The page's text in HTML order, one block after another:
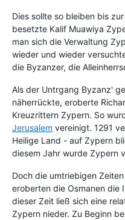
Dies sollte so bleiben bis
besetzte Kalif Muawiya
man sich die Verwaltung
wieder und wieder
die Byzanzer, die
Als der Untrgang Byzanz'
näherrückte, eroberte
Kreuzrittern Zypern. So
Jerusalem vereinigt. 1291
Heilige Land - auf Zypern
diesem Jahr wurde Zypern
Doch die umtriebigen
eroberten die Osmanen die
dieser Zeit ließ sich eine
Zypern nieder. Zu Beginn